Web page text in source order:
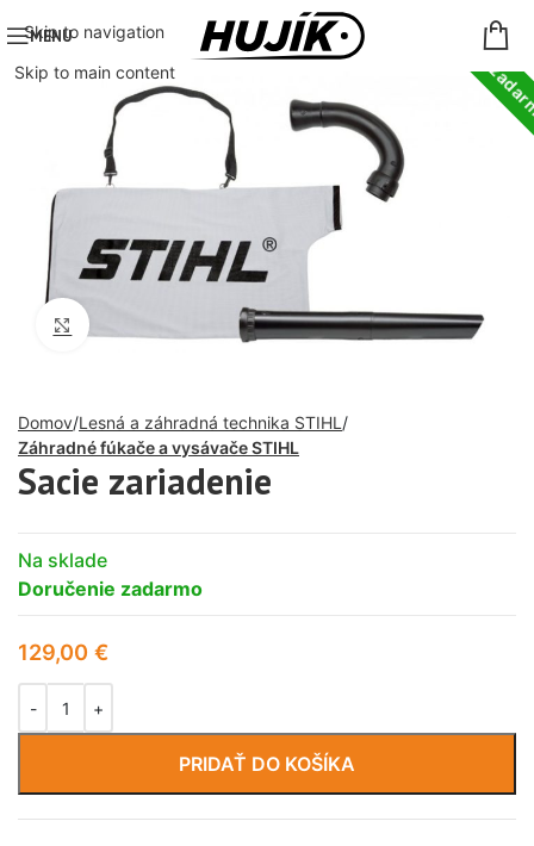
Skip to navigation
Skip to main content
MENU
Click to enlarge
Domov Lesná a záhradná technika STIHL
Záhradné fúkače a vysávače STIHL
Sacie zariadenie
Na sklade
Doručenie zadarmo
129,00 €
PRIDAŤ DO KOŠÍKA